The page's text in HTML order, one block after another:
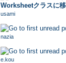
Worksheetクラスに
usami
401 Vote(s) -
nazia
500 Vote(s) -
e.kou
393 Vote(s) -